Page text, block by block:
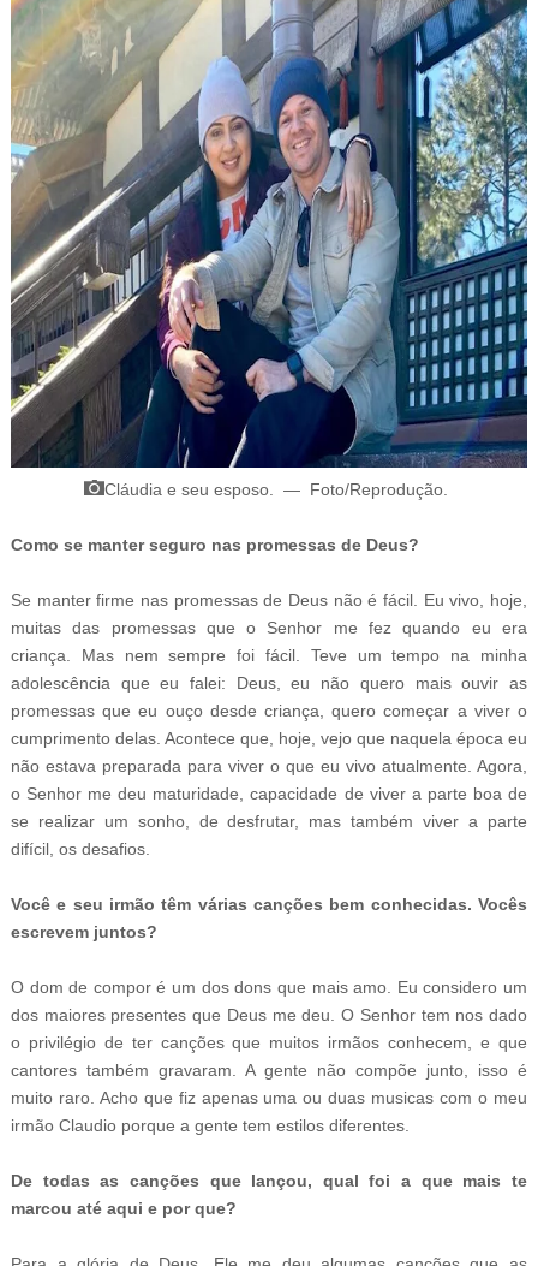
Cláudia e seu esposo. — Foto/Reprodução
Como se manter seguro nas promessas de Deus?
Se manter firme nas promessas de Deus não é fácil. Eu vivo, hoje,
muitas das promessas que o Senhor me fez quando eu era
criança. Mas nem sempre foi fácil. Teve um tempo na minha
adolescência que eu falei: Deus, eu não quero mais ouvir as
promessas que eu ouço desde criança, quero começar a viver o
cumprimento delas. Acontece que, hoje, vejo que naquela época eu
não estava preparada para viver o que eu vivo atualmente. Agora,
o Senhor me deu maturidade, capacidade de viver a parte boa de
se realizar um sonho, de desfrutar, mas também viver a parte
difícil, os desafios.
Você e seu irmão têm várias canções bem conhecidas. Vocês
escrevem juntos?
O dom de compor é um dos dons que mais amo. Eu considero um
dos maiores presentes que Deus me deu. O Senhor tem nos dado
o privilégio de ter canções que muitos irmãos conhecem, e que
cantores também gravaram. A gente não compõe junto, isso é
muito raro. Acho que fiz apenas uma ou duas musicas com o meu
irmão Claudio porque a gente tem estilos diferentes.
De todas as canções que lançou, qual foi a que mais te
marcou até aqui e por que?